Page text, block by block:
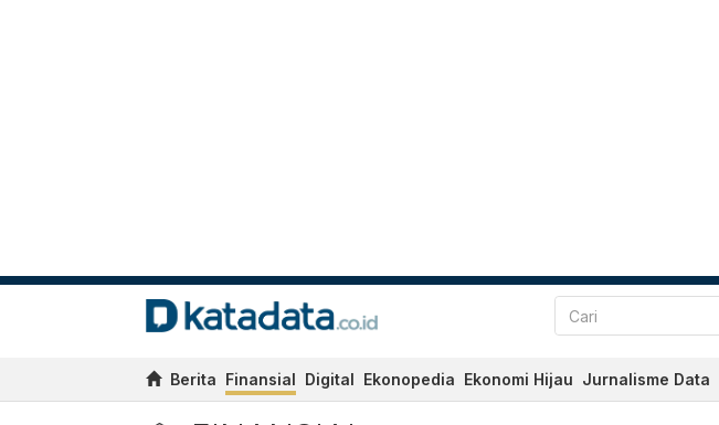
Berita Finansial Digital Ekonopedia Ekonomi Hijau Jurnalisme Data